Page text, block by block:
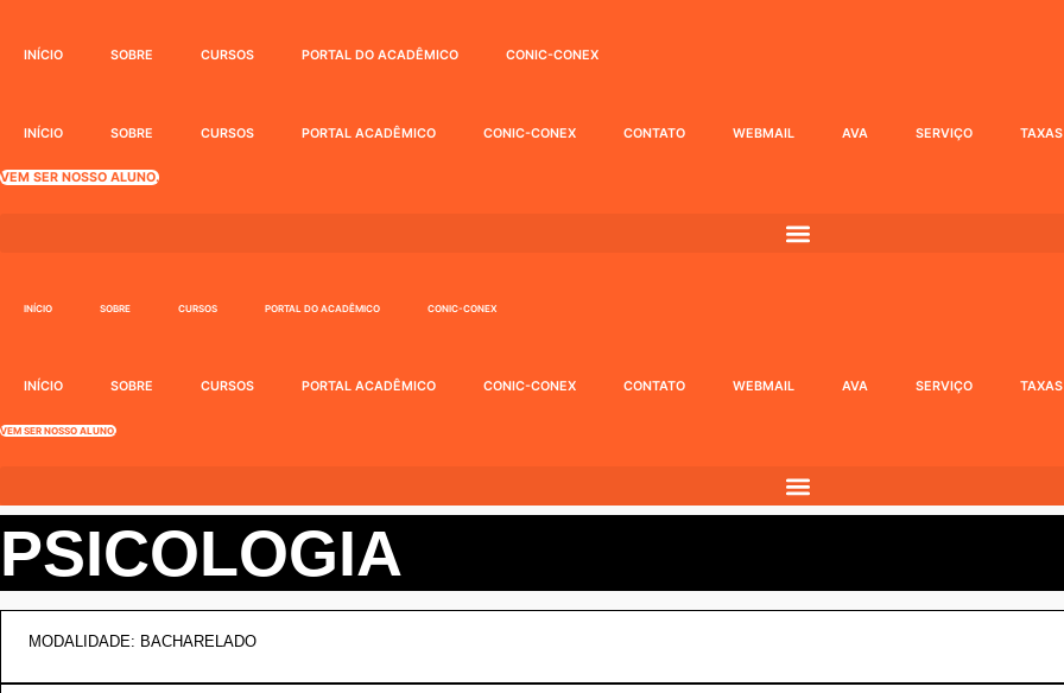
INÍCIO SOBRE CURSOS PORTAL DO ACADÊMICO CONIC-CONEX
INÍCIO SOBRE CURSOS PORTAL ACADÊMICO CONIC-CONEX CONTATO WEBMAIL AVA SERVIÇO TAXAS
VEM SER NOSSO ALUNO.
INÍCIO SOBRE CURSOS PORTAL DO ACADÊMICO CONIC-CONEX
INÍCIO SOBRE CURSOS PORTAL ACADÊMICO CONIC-CONEX CONTATO WEBMAIL AVA SERVIÇO TAXAS
VEM SER NOSSO ALUNO.
PSICOLOGIA
MODALIDADE: BACHARELADO